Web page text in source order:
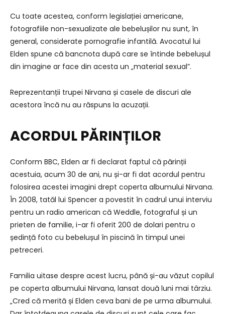
Cu toate acestea, conform legislației americane,
fotografiile non-sexualizate ale bebelușilor nu sunt, în
general, considerate pornografie infantilă. Avocatul lui
Elden spune că bancnota după care se întinde bebelușul
din imagine ar face din acesta un „material sexual”.
Reprezentanții trupei Nirvana și casele de discuri ale
acestora încă nu au răspuns la acuzații.
ACORDUL PĂRINȚILOR
Conform BBC, Elden ar fi declarat faptul că părinții
acestuia, acum 30 de ani, nu și-ar fi dat acordul pentru
folosirea acestei imagini drept coperta albumului Nirvana.
În 2008, tatăl lui Spencer a povestit în cadrul unui interviu
pentru un radio american că Weddle, fotograful și un
prieten de familie, i-ar fi oferit 200 de dolari pentru o
ședință foto cu bebelușul în piscină în timpul unei
petreceri.
Familia uitase despre acest lucru, până și-au văzut copilul
pe coperta albumului Nirvana, lansat două luni mai târziu.
„Cred că merită și Elden ceva bani de pe urma albumului.